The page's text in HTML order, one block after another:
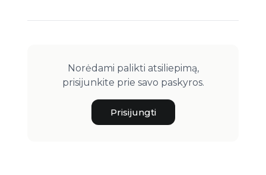
Norėdami palikti atsiliepimą,
prisijunkite prie savo paskyros.
Prisijungti